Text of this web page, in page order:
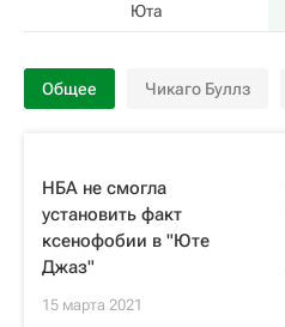
Юта
Общее Чикаго Буллз
НБА не смогла
установить факт
ксенофобии в "Юте
Джаз"
15 марта 2021